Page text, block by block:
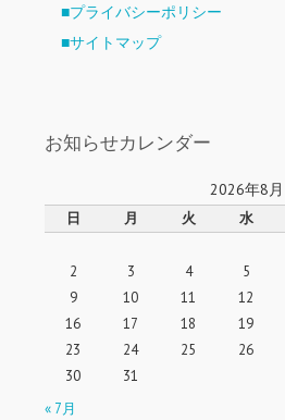
■プライバシーポリシー
■サイトマップ
お知らせカレンダー
2026年8月
日 月 火 水
2
3 4 5
9
10 11 12
16
17 18 19
23
24 25 26
30
31
« 7月